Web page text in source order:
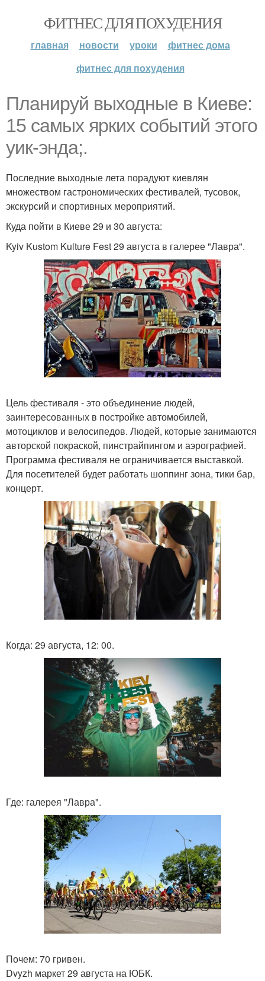
ФИТНЕС ДЛЯ ПОХУДЕНИЯ
главная новости уроки
фитнес дома
фитнес для похудения
Планируй выходные в Киеве:
15 самых ярких событий этого
уик-энда;.
Последние выходные лета порадуют киевлян
множеством гастрономических фестивалей, тусовок,
экскурсий и спортивных мероприятий.
Куда пойти в Киеве 29 и 30 августа:
Kyiv Kustom Kulture Fest 29 августа в галерее "Лавра".
Цель фестиваля - это объединение людей,
заинтересованных в постройке автомобилей,
мотоциклов и велосипедов. Людей, которые занимаются
авторской покраской, пинстрайпингом и аэрографией.
Программа фестиваля не ограничивается выставкой.
Для посетителей будет работать шоппинг зона, тики бар,
концерт.
Когда: 29 августа, 12: 00.
Где: галерея "Лавра".
Почем: 70 гривен.
Dvyzh маркет 29 августа на ЮБК.